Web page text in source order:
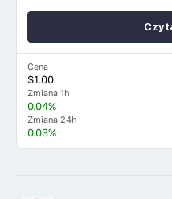
Cena
$1.00
Zmiana 1h
0.04%
Zmiana 24h
0.03%